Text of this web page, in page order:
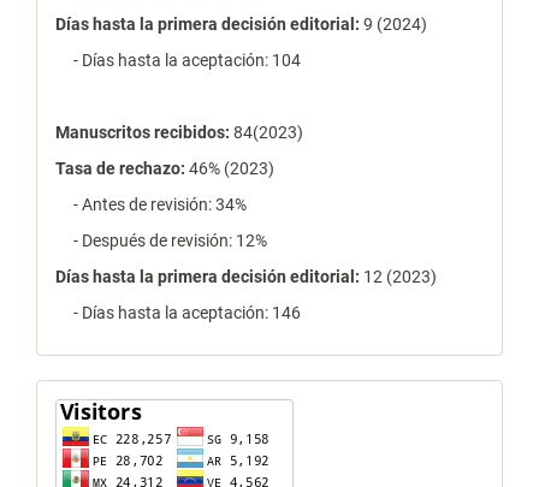
Días hasta la primera decisión editorial: 9 (2024)
- Días hasta la aceptación: 104
Manuscritos recibidos: 84(2023)
Tasa de rechazo: 46% (2023)
- Antes de revisión: 34%
- Después de revisión: 12%
Días hasta la primera decisión editorial: 12 (2023)
- Días hasta la aceptación: 146
contador